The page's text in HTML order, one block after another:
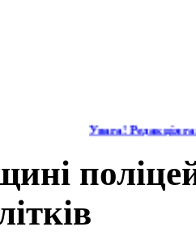
Увага! Редакція